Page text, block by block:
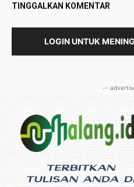
TINGGALKAN KOMENTAR
LOGIN UNTUK
--